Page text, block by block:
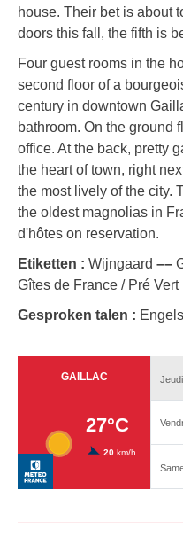
house. Their bet is about
doors this fall, the fifth is
Four guest rooms in the
second floor of a
century in downtown
bathroom. On the ground
office. At the back, pretty
the heart of town, right
the most lively of the city.
the oldest magnolias in
d'hôtes on reservation.
Etiketten : Wijngaard ––
Gîtes de France / Pré Vert
Gesproken talen : Engels